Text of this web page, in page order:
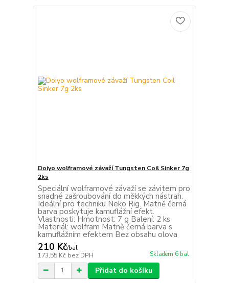
Doiyo wolframové závaží Tungsten Coil Sinker 7g
2ks
Speciální wolframové závaží se závitem pro
snadné zašroubování do měkkých nástrah.
Ideální pro techniku Neko Rig. Matně černá
barva poskytuje kamuflážní efekt.
Vlastnosti: Hmotnost: 7 g Balení: 2 ks
Materiál: wolfram Matně černá barva s
kamuflážním efektem Bez obsahu olova
210 Kč/bal
173,55 Kč bez DPH Skladem 6 bal
Přidat do košíku